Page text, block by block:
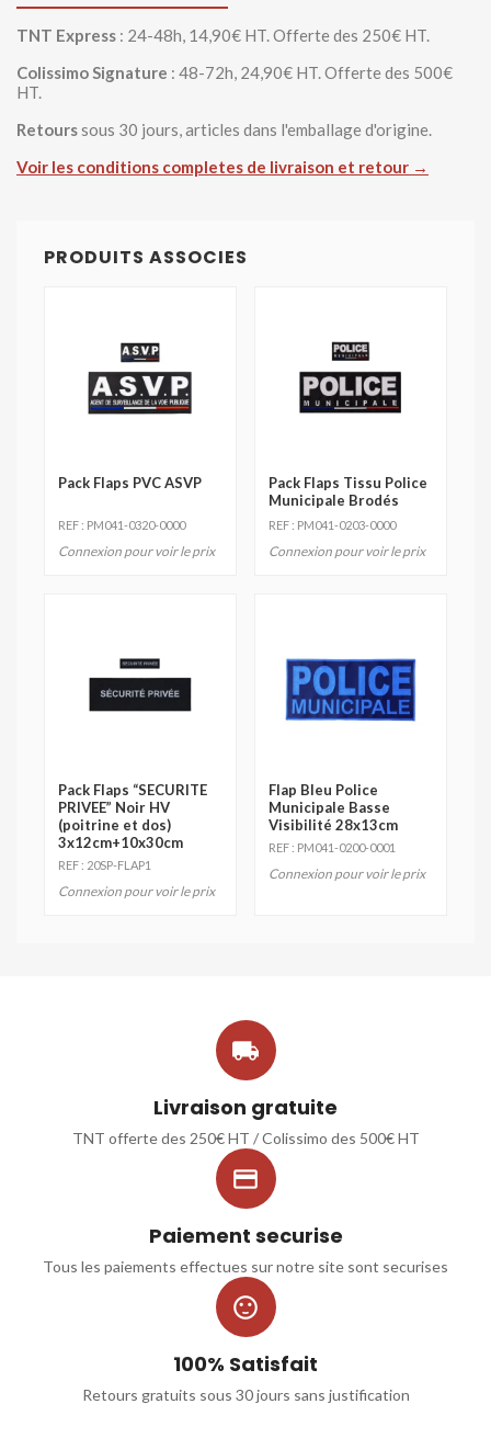
TNT Express : 24-48h, 14,90€ HT. Offerte des 250€ HT.
Colissimo Signature : 48-72h, 24,90€ HT. Offerte des 500€
HT.
Retourssous 30 jours, articles dans l'emballage d'origine.
Voir les conditions completes de livraison et retour →
PRODUITS ASSOCIES
Pack Flaps PVC ASVP
REF : PM041-0320-0000
Connexion pour voir le prix
Pack Flaps Tissu Police
Municipale Brodés
REF : PM041-0203-0000
Connexion pour voir le prix
Pack Flaps “SECURITE
PRIVEE” Noir HV
(poitrine et dos)
3x12cm+10x30cm
REF : 20SP-FLAP1
Connexion pour voir le prix
Flap Bleu Police
Municipale Basse
Visibilité 28x13cm
REF : PM041-0200-0001
Connexion pour voir le prix

Livraison gratuite
TNT offerte des 250€ HT / Colissimo des 500€ HT

Paiement securise
Tous les paiements effectues sur notre site sont securises

100% Satisfait
Retours gratuits sous 30 jours sans justification